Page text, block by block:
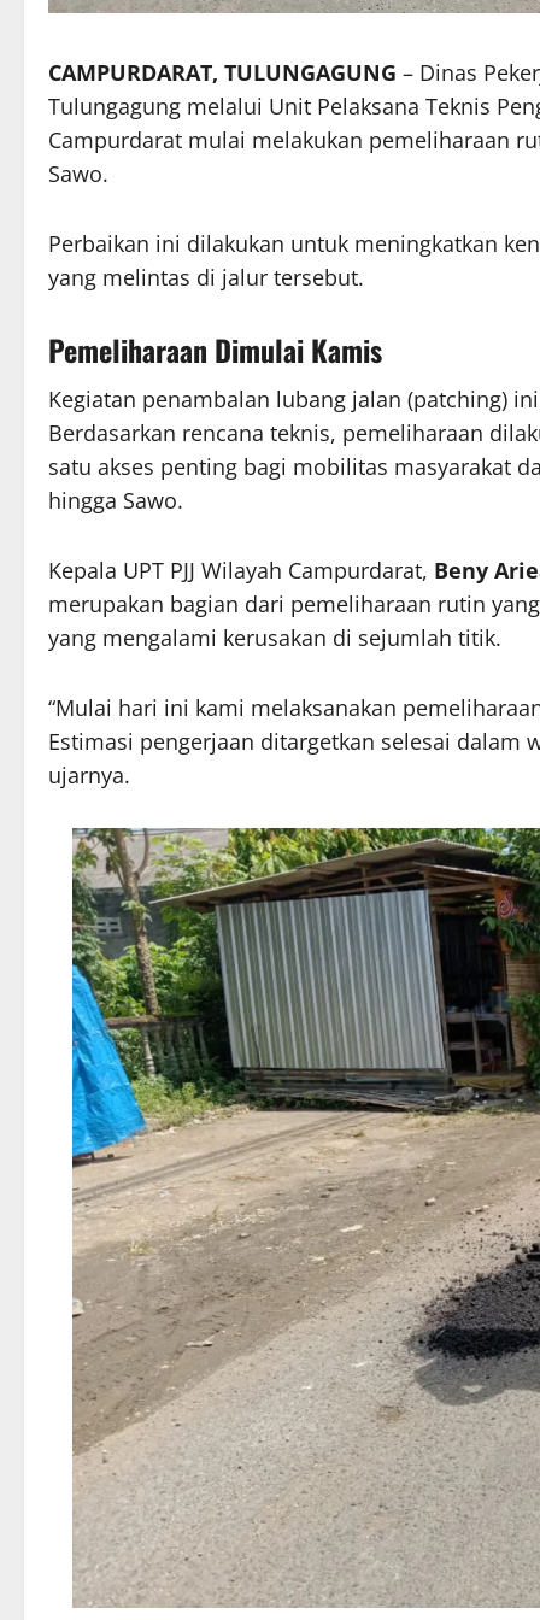
CAMPURDARAT, TULUNGAGUNG – Dinas
Tulungagung melalui Unit Pelaksana Teknis
Campurdarat mulai melakukan pemeliharaan
Sawo.
Perbaikan ini dilakukan untuk meningkatkan
yang melintas di jalur tersebut.
Pemeliharaan Dimulai Kamis
Kegiatan penambalan lubang jalan (patching)
Berdasarkan rencana teknis, pemeliharaan
satu akses penting bagi mobilitas masyarakat
hingga Sawo.
Kepala UPT PJJ Wilayah Campurdarat, Beny
merupakan bagian dari pemeliharaan rutin
yang mengalami kerusakan di sejumlah titik.
“Mulai hari ini kami melaksanakan
Estimasi pengerjaan ditargetkan selesai dalam
ujarnya.